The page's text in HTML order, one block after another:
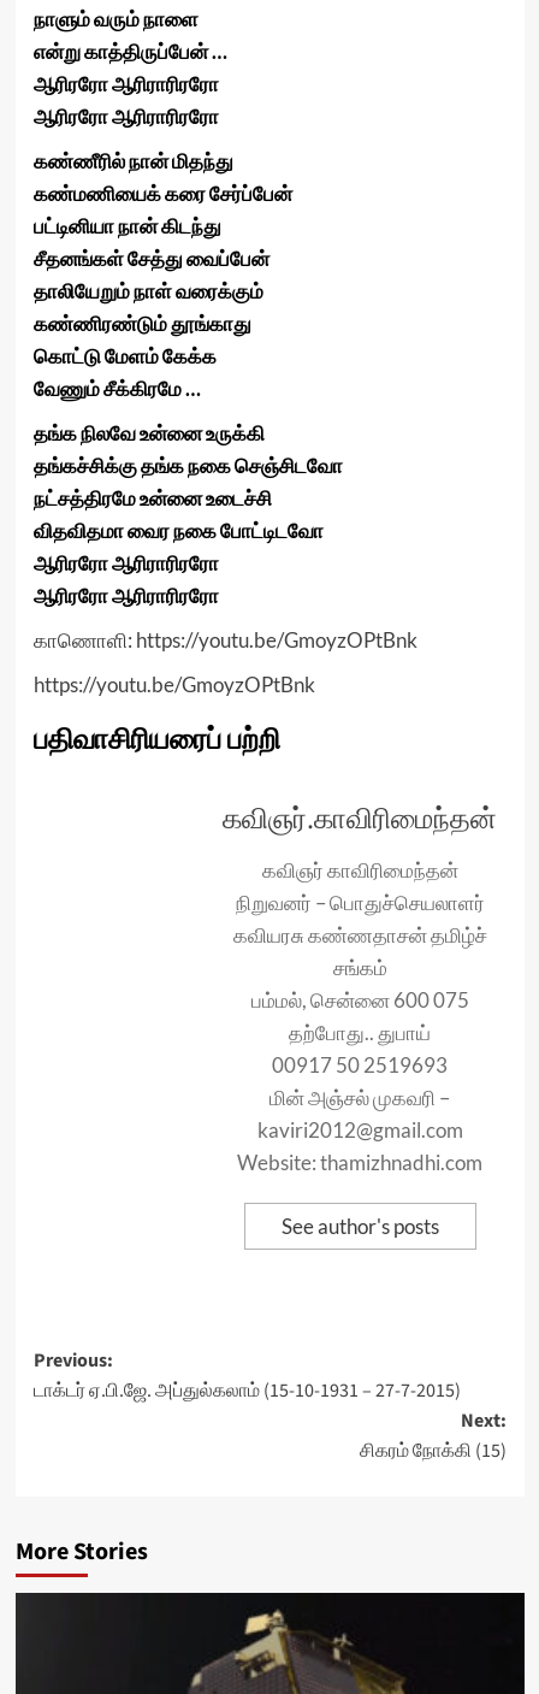
நாளும் வரும் நாளை
என்று காத்திருப்பேன் …
ஆரிரரோ ஆரிராரிரரோ
ஆரிரரோ ஆரிராரிரரோ
கண்ணீரில் நான் மிதந்து
கண்மணியைக் கரை சேர்ப்பேன்
பட்டினியா நான் கிடந்து
சீதனங்கள் சேத்து வைப்பேன்
தாலியேறும் நாள் வரைக்கும்
கண்ணிரண்டும் தூங்காது
கொட்டு மேளம் கேக்க
வேணும் சீக்கிரமே …
தங்க நிலவே உன்னை உருக்கி
தங்கச்சிக்கு தங்க நகை செஞ்சிடவோ
நட்சத்திரமே உன்னை உடைச்சி
விதவிதமா வைர நகை போட்டிடவோ
ஆரிரரோ ஆரிராரிரரோ
ஆரிரரோ ஆரிராரிரரோ
காணொளி: https://youtu.be/GmoyzOPtBnk
https://youtu.be/GmoyzOPtBnk
பதிவாசிரியரைப் பற்றி
கவிஞர்.காவிரிமைந்தன்
கவிஞர் காவிரிமைந்தன்
நிறுவனர் – பொதுச்செயலாளர்
கவியரசு கண்ணதாசன் தமிழ்ச்
சங்கம்
பம்மல், சென்னை 600 075
தற்போது.. துபாய்
00917 50 2519693
மின் அஞ்சல் முகவரி –
kaviri2012@gmail.com
Website: thamizhnadhi.com
See author's posts
Post
navigation
Previous:
டாக்டர் ஏ.பி.ஜே. அப்துல்கலாம் (15-10-1931 – 27-7-2015)
Next:
சிகரம் நோக்கி (15)
More Stories